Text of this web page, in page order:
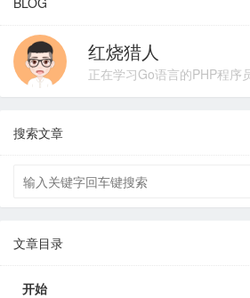
红烧猎人
正在学习Go语言的PHP程序员
搜索文章
文章目录
开始